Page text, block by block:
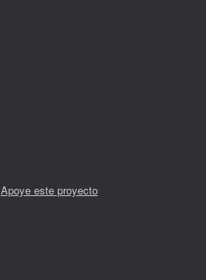
Apoye este proyecto